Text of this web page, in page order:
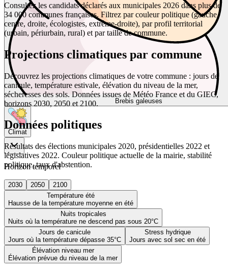
Brebis galeuses
Climat
Horizon temporel
2030 2050
2100
Température été
Hausse de la température moyenne en été
Nuits tropicales
Nuits où la température ne descend pas sous 20°C
Jours de canicule
Jours où la température dépasse 35°C
Stress hydrique
Jours avec sol sec en été
Élévation niveau mer
Élévation prévue du niveau de la mer
Consultez les candidats déclarés aux municipales 2026 dans plus de
34 000 communes françaises. Filtrez par couleur politique (gauche,
centre, droite, écologistes, extrême-droite), par profil territorial
(urbain, périurbain, rural) et par taille de commune.
Projections climatiques par commune
Découvrez les projections climatiques de votre commune : jours de
canicule, température estivale, élévation du niveau de la mer,
sécheresses des sols. Données issues de Météo France et du GIEC,
horizons 2030, 2050 et 2100.
Données politiques
Résultats des élections municipales 2020, présidentielles 2022 et
législatives 2022. Couleur politique actuelle de la mairie, stabilité
politique, taux d'abstention.